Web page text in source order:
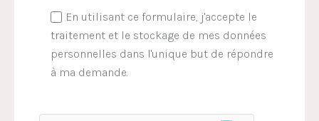
En utilisant ce formulaire, j'accepte le
traitement et le stockage de mes données
personnelles dans l'unique but de répondre
à ma demande.